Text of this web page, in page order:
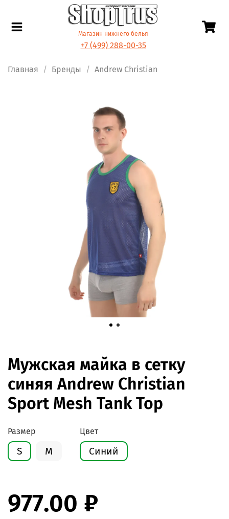
Магазин нижнего белья
+7 (499) 288-00-35
Главная Бренды Andrew Christian
Мужская майка в сетку
синяя Andrew Christian
Sport Mesh Tank Top
Размер
S M
Цвет
Синий
977.00 ₽